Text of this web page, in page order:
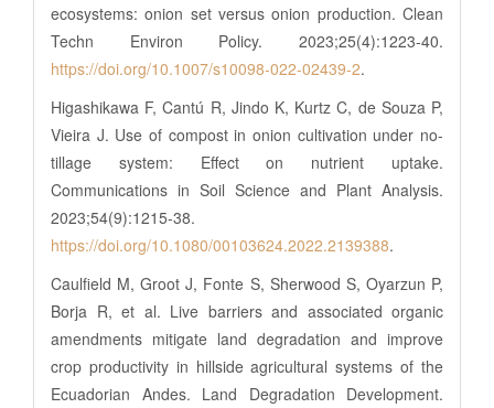
ecosystems: onion set versus onion production. Clean
Techn Environ Policy. 2023;25(4):1223-40.
https://doi.org/10.1007/s10098-022-02439-2.
Higashikawa F, Cantú R, Jindo K, Kurtz C, de Souza P,
Vieira J. Use of compost in onion cultivation under no-
tillage system: Effect on nutrient uptake.
Communications in Soil Science and Plant Analysis.
2023;54(9):1215-38.
https://doi.org/10.1080/00103624.2022.2139388.
Caulfield M, Groot J, Fonte S, Sherwood S, Oyarzun P,
Borja R, et al. Live barriers and associated organic
amendments mitigate land degradation and improve
crop productivity in hillside agricultural systems of the
Ecuadorian Andes. Land Degradation Development.